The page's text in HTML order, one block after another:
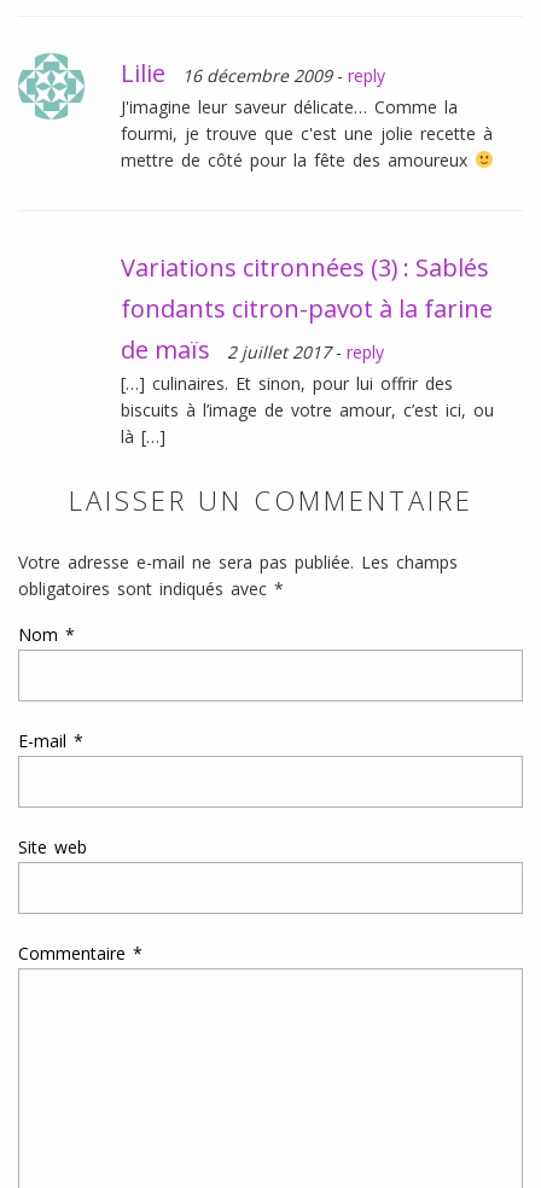
Lilie 16 décembre 2009 - reply
J'imagine leur saveur délicate… Comme la
fourmi, je trouve que c'est une jolie recette à
mettre de côté pour la fête des amoureux
Variations citronnées (3) : Sablés
fondants citron-pavot à la farine
de maïs
2 juillet 2017 - reply
[…] culinaires. Et sinon, pour lui offrir des
biscuits à l’image de votre amour, c’est ici, ou
là […]
LAISSER UN COMMENTAIRE
Votre adresse e-mail ne sera pas publiée. Les champs
obligatoires sont indiqués avec *
Nom *
E-mail *
Site web
Commentaire *